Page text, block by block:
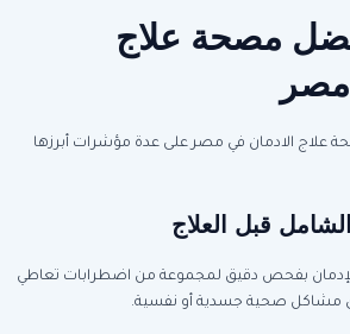
مصحة علاج
مصر
الادمان في مصر على عدة مؤشرات أبرزها
قبل العلاج
بفحص دقيق لمجموعة من اضطرابات تعاطي
مشاكل صحية جسدية أو نفسية.